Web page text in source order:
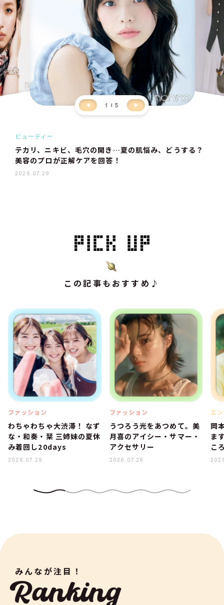
1 5
ビューティー
テカリ、ニキビ、毛穴の開き…夏の肌悩み、どうする？
美容のプロが正解ケアを回答！
2026.07.29
この記事もおすすめ♪
ファッション
わちゃわちゃ大渋滞！ なず
な・和奏・栞 三姉妹の夏休
み着回し20days
2026.07.29
ファッション
うつろう光をあつめて。美
月喜のアイシー・サマー・
アクセサリー
2026.07.26
エ
岡
ま
こ
みんなが注目！
Ranking